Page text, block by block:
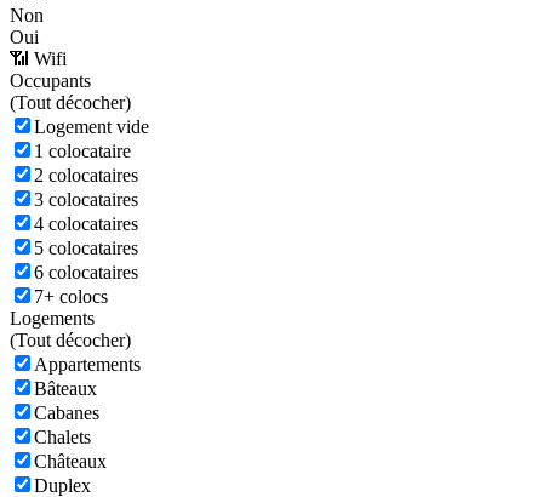
Non
Oui
📶 Wifi
Occupants
(Tout décocher)
Logement vide
1 colocataire
2 colocataires
3 colocataires
4 colocataires
5 colocataires
6 colocataires
7+ colocs
Logements
(Tout décocher)
Appartements
Bâteaux
Cabanes
Chalets
Châteaux
Duplex